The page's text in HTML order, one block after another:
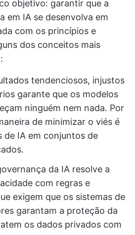
objetivo: garantir que a
em IA se desenvolva em
com os princípios e
dos conceitos mais
tendenciosos, injustos
garante que os modelos
ninguém nem nada. Por
de minimizar o viés é
de IA em conjuntos de
da IA resolve a
com regras e
exigem que os sistemas de
garantam a proteção da
os dados privados com